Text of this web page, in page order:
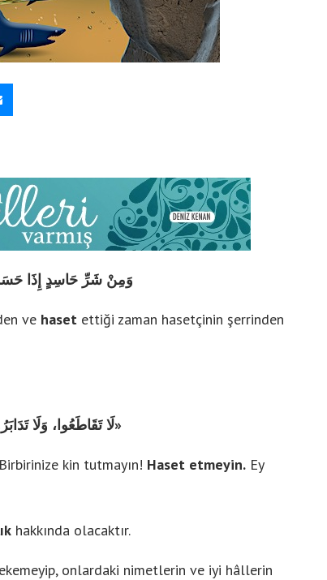
. وَمِنْ شَرِّ حَاسِدٍ إِذَا
ve haset ettiği zaman hasetçinin şerrinden
«لَا تَقَاطَعُوا، وَلَا تَدَابَرُوا، وَلَا تَبَاغَضُوا، وَلَا تَحَاسَدُوا، وَكُونُوا إِخْوَانًا كَمَا أَمَرَكُمُ اللهُ»
kin tutmayın! Haset etmeyin. Ey
hakkında olacaktır.
onlardaki nimetlerin ve iyi hâllerin